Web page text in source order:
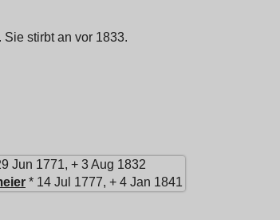
. Sie stirbt an vor 1833.
Jun 1771, + 3 Aug 1832
* 14 Jul 1777, + 4 Jan 1841